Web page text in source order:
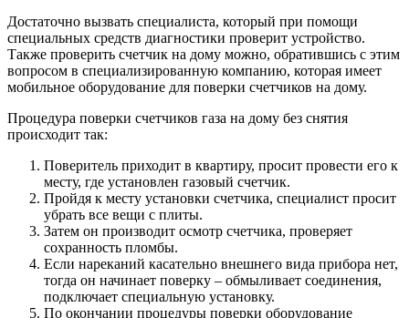
Достаточно вызвать специалиста, который при помощи
специальных средств диагностики проверит устройство.
Также проверить счетчик на дому можно, обратившись с этим
вопросом в специализированную компанию, которая имеет
мобильное оборудование для поверки счетчиков на дому.
Процедура поверки счетчиков газа на дому без снятия
происходит так:
Поверитель приходит в квартиру, просит провести его к
месту, где установлен газовый счетчик.
Пройдя к месту установки счетчика, специалист просит
убрать все вещи с плиты.
Затем он производит осмотр счетчика, проверяет
сохранность пломбы.
Если нареканий касательно внешнего вида прибора нет,
тогда он начинает поверку – обмыливает соединения,
подключает специальную установку.
По окончании процедуры поверки оборудование